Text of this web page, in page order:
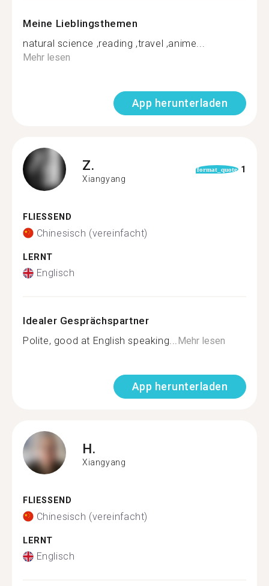
Meine Lieblingsthemen
natural science ,reading ,travel ,anime...
Mehr lesen
App herunterladen
Z.
Xiangyang
format_quote 1
FLIESSEND
Chinesisch (vereinfacht)
LERNT
Englisch
Idealer Gesprächspartner
Polite, good at English speaking...Mehr lesen
App herunterladen
H.
Xiangyang
FLIESSEND
Chinesisch (vereinfacht)
LERNT
Englisch